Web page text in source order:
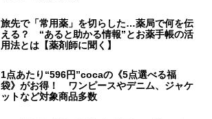
旅先で「常用薬」を切らした…薬局で何を伝
える？ “あると助かる情報”とお薬手帳の活
用法とは【薬剤師に聞く】
1点あたり“596円”cocaの《5点選べる福
袋》がお得！ ワンピースやデニム、ジャケ
ットなど対象商品多数